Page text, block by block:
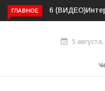
ГЛАВНОЕ
Интервью. Ирина
5